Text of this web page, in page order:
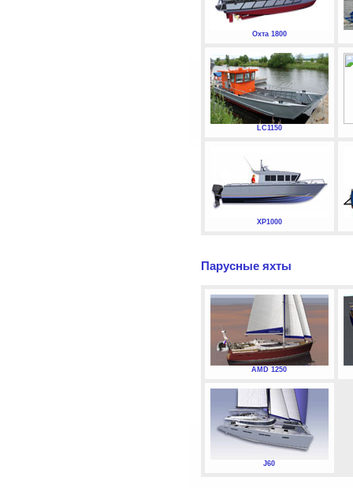
Охта 1800
LC1150
XP1000
Парусные яхты
AMD 1250
J60